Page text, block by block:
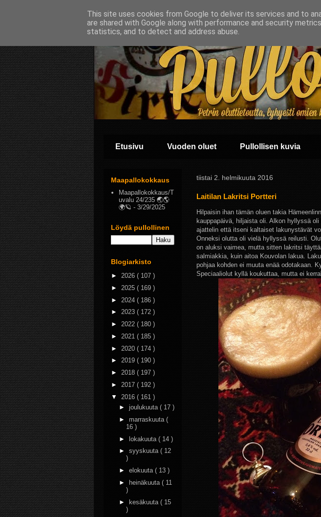
Etusivu Vuoden oluet Pullollisen kuvia
tiistai 2. helmikuuta 2016
Laitilan Lakritsi Portteri
Hilpaisin ihan tämän oluen takia
kauppapäivä, hiljaista oli. Alkon hyllyssä
ajattelin että itseni kaltaiset lakunystävät
Onneksi olutta oli vielä hyllyssä reilusti.
on aluksi vaimea, mutta sitten lakritsi
salmiakkia, kuin aitoa Kouvolan lakua.
pohjaa kohden ei muuta enää odotakaan.
Speciaaliolut kyllä koukuttaa, mutta ei
Maapallokokkaus
Maapallokokkaus/T
uvalu 24/235 🌏🌎
🌍🪐 - 3/29/2025
Löydä pullollinen
Blogiarkisto
► 2026 ( 107 )
► 2025 ( 169 )
► 2024 ( 186 )
► 2023 ( 172 )
► 2022 ( 180 )
► 2021 ( 185 )
► 2020 ( 174 )
► 2019 ( 190 )
► 2018 ( 197 )
► 2017 ( 192 )
▼ 2016 ( 161 )
► joulukuuta ( 17 )
► marraskuuta (
16 )
► lokakuuta ( 14 )
► syyskuuta ( 12
)
► elokuuta ( 13 )
►
heinäkuuta ( 11
)
► kesäkuuta ( 15
)
This site uses cookies from Google to deliver its services and to
are shared with Google along with performance and security
statistics, and to detect and address abuse.